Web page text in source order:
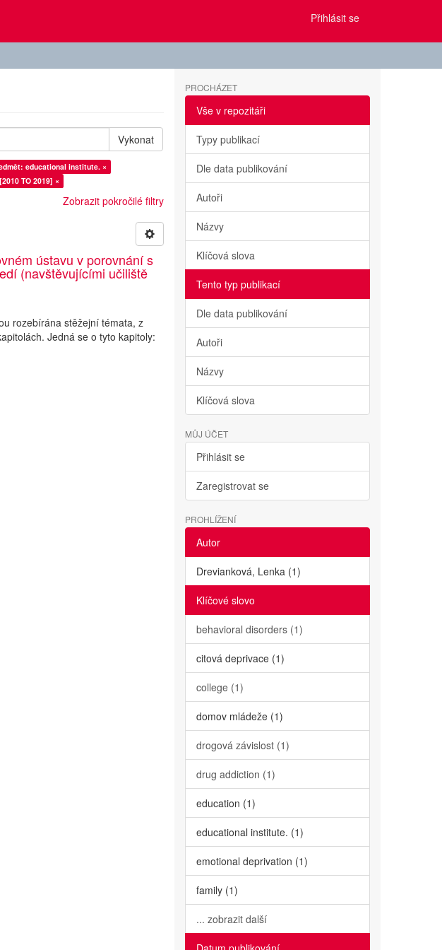
Přihlásit se
Vykonat
educational institute. ×
TO 2019] ×
Zobrazit pokročilé filtry
ústavu v porovnání s
(navštěvujícími učiliště
rozebírána stěžejní témata, z
Jedná se o tyto kapitoly:
PROCHÁZET
Vše v repozitáři
Typy publikací
Dle data publikování
Autoři
Názvy
Klíčová slova
Tento typ publikací
Dle data publikování
Autoři
Názvy
Klíčová slova
MŮJ ÚČET
Přihlásit se
Zaregistrovat se
PROHLÍŽENÍ
Autor
Drevianková, Lenka (1)
Klíčové slovo
behavioral disorders (1)
citová deprivace (1)
college (1)
domov mládeže (1)
drogová závislost (1)
drug addiction (1)
education (1)
educational institute. (1)
emotional deprivation (1)
family (1)
... zobrazit další